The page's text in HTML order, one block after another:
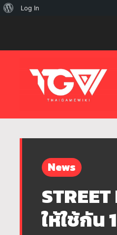
News
ให้ใช้กัน
เกี่ยวLog In